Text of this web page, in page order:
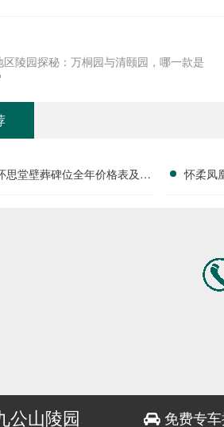
陵园探秘：万桐园与清颐园，哪一款是
思堂壁葬碑位全年价格表及团
怀柔凤
公山陵园 免费专车